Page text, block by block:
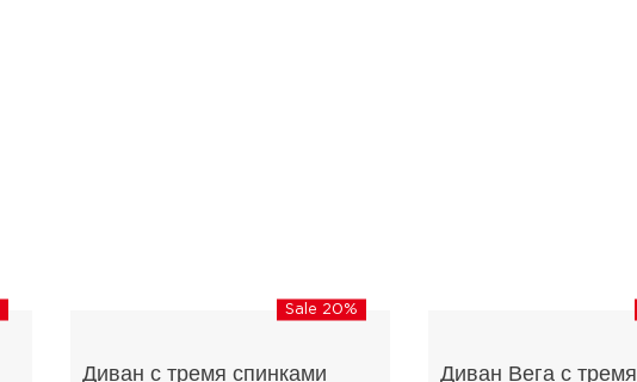
Sale 20%
Диван с тремя спинками
Диван Вега с тремя